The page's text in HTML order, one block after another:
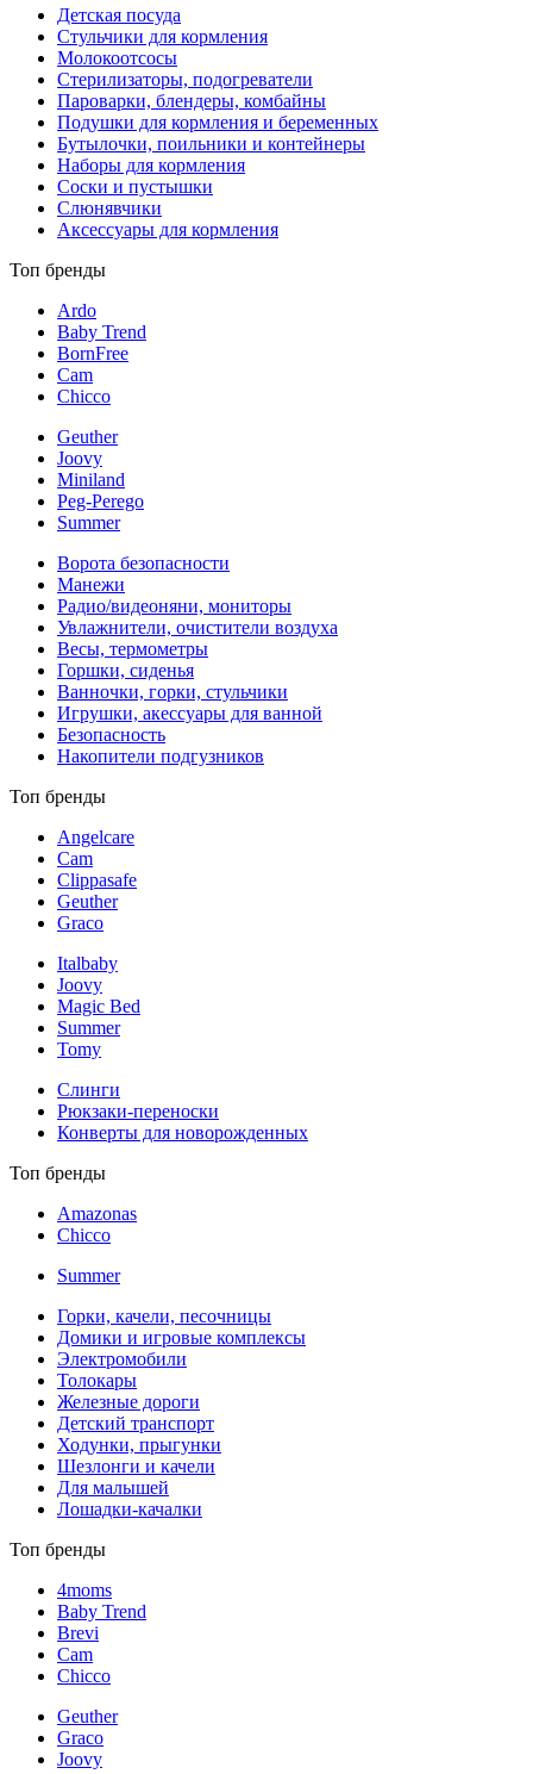
Детская посуда
Стульчики для кормления
Молокоотсосы
Стерилизаторы, подогреватели
Пароварки, блендеры, комбайны
Подушки для кормления и беременных
Бутылочки, поильники и контейнеры
Наборы для кормления
Соски и пустышки
Слюнявчики
Аксессуары для кормления
Топ бренды
Ardo
Baby Trend
BornFree
Cam
Chicco
Geuther
Joovy
Miniland
Peg-Perego
Summer
Ворота безопасности
Манежи
Радио/видеоняни, мониторы
Увлажнители, очистители воздуха
Весы, термометры
Горшки, сиденья
Ванночки, горки, стульчики
Игрушки, акессуары для ванной
Безопасность
Накопители подгузников
Топ бренды
Angelcare
Cam
Clippasafe
Geuther
Graco
Italbaby
Joovy
Magic Bed
Summer
Tomy
Слинги
Рюкзаки-переноски
Конверты для новорожденных
Топ бренды
Amazonas
Chicco
Summer
Горки, качели, песочницы
Домики и игровые комплексы
Электромобили
Толокары
Железные дороги
Детский транспорт
Ходунки, прыгунки
Шезлонги и качели
Для малышей
Лошадки-качалки
Топ бренды
4moms
Baby Trend
Brevi
Cam
Chicco
Geuther
Graco
Joovy